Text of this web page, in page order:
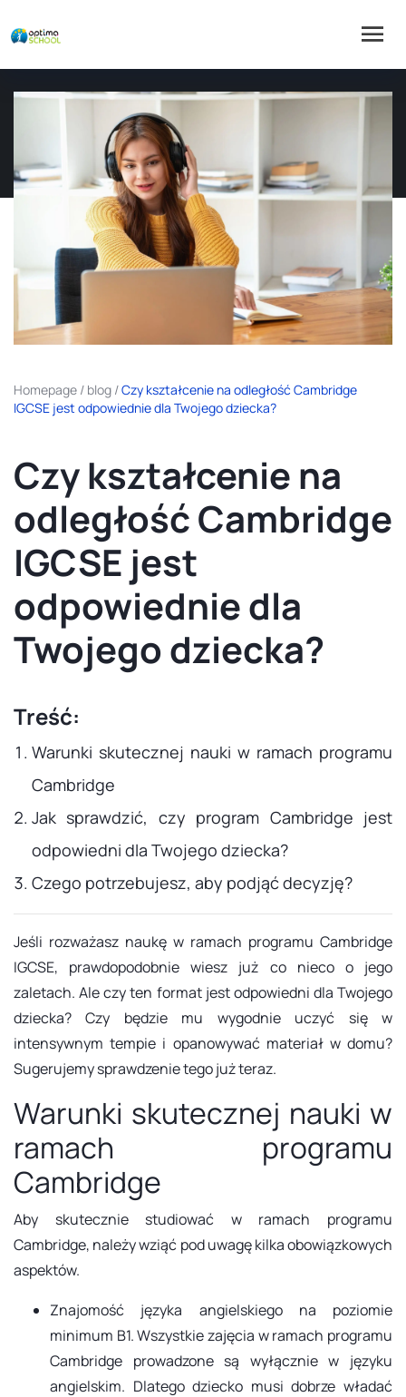
Homepage / blog /Czy kształcenie na odległość Cambridge
IGCSE jest odpowiednie dla Twojego dziecka?
Czy kształcenie na
odległość Cambridge
IGCSE jest
odpowiednie dla
Twojego dziecka?
Treść:
Warunki skutecznej nauki w ramach programu
Cambridge
Jak sprawdzić, czy program Cambridge jest
odpowiedni dla Twojego dziecka?
Czego potrzebujesz, aby podjąć decyzję?
Jeśli rozważasz naukę w ramach programu Cambridge
IGCSE, prawdopodobnie wiesz już co nieco o jego
zaletach. Ale czy ten format jest odpowiedni dla Twojego
dziecka? Czy będzie mu wygodnie uczyć się w
intensywnym tempie i opanowywać materiał w domu?
Sugerujemy sprawdzenie tego już teraz.
Warunki skutecznej nauki w
ramach programu
Cambridge
Aby skutecznie studiować w ramach programu
Cambridge, należy wziąć pod uwagę kilka obowiązkowych
aspektów.
Znajomość języka angielskiego na poziomie
minimum B1. Wszystkie zajęcia w ramach programu
Cambridge prowadzone są wyłącznie w języku
angielskim. Dlatego dziecko musi dobrze władać